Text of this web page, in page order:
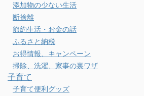
添加物の少ない生活
断捨離
節約生活・お金の話
ふるさと納税
お得情報、キャンペーン
掃除、洗濯、家事の裏ワザ
子育て
子育て便利グッズ